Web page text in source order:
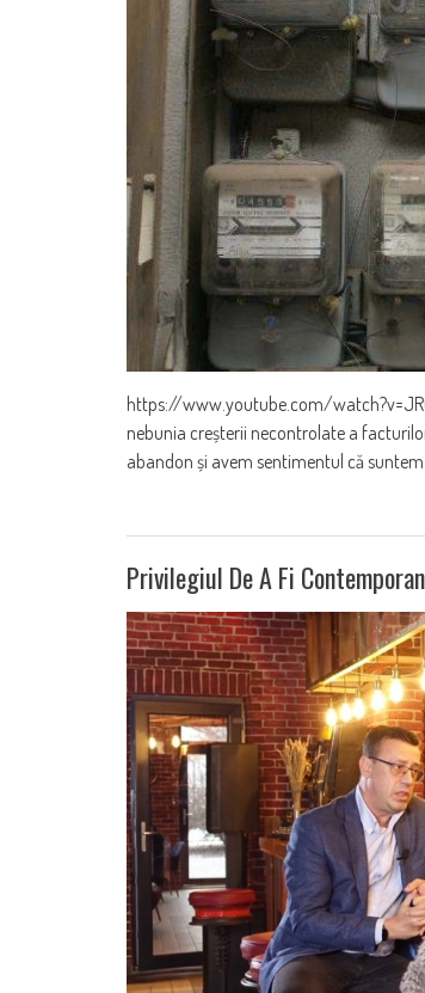
https://www.youtube.com/
nebunia creșterii necontrolate a
abandon și avem sentimentul că
Privilegiul De A Fi